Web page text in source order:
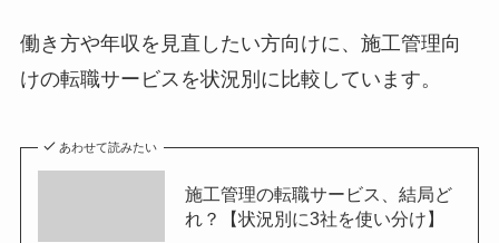
働き方や年収を見直したい方向けに、施工管理向
けの転職サービスを状況別に比較しています。
あわせて読みたい
施工管理の転職サービス、結局ど
れ？【状況別に3社を使い分け】